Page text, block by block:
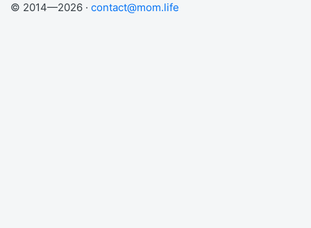
© 2014—2026 · contact@mom.life